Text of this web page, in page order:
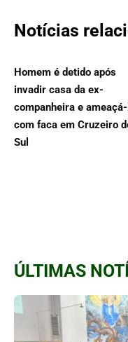
Notícias
Homem é detido após
invadir casa da ex-
companheira e
com faca em Cruzeiro
Sul
ÚLTIMAS